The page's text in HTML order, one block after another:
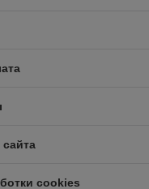
cookies